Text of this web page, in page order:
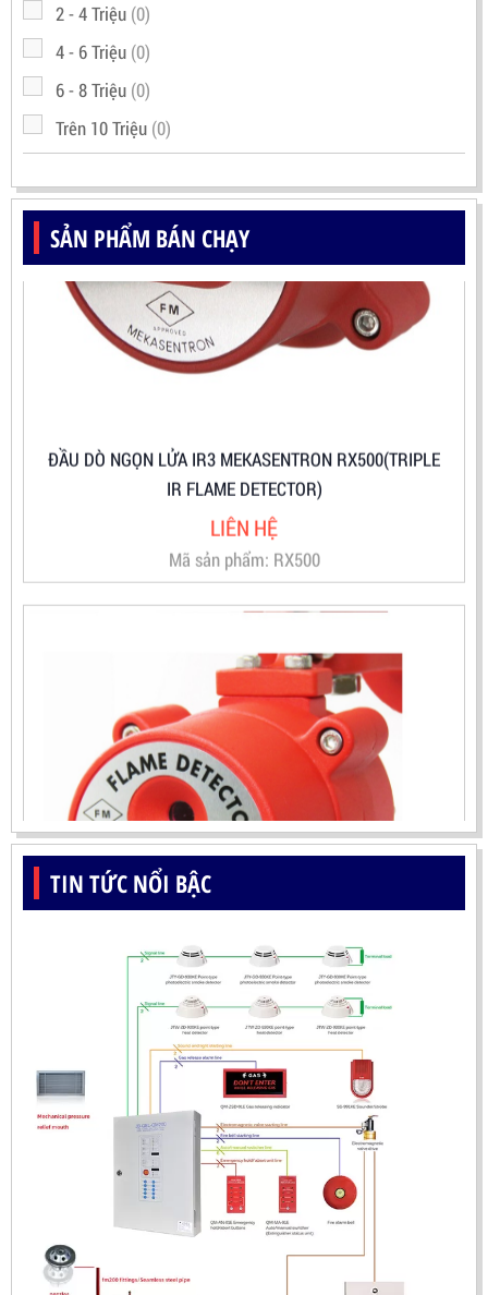
2 - 4 Triệu (0)
4 - 6 Triệu (0)
6 - 8 Triệu (0)
Trên 10 Triệu (0)
SẢN PHẨM BÁN CHẠY
LIÊN HỆ
Mã sản phẩm: RX500
ĐẦU BÁO LỬA UV-IR CHỐNG NỔ-UX150 KOREA
LIÊN HỆ
Mã sản phẩm: UX150
TIN TỨC NỔI BẬC